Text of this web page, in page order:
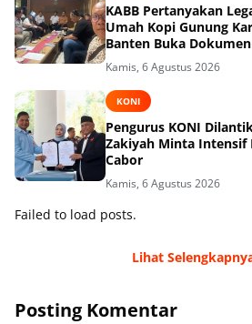
KABB Pertanyakan
Umah Kopi Gunung
Banten Buka
Kamis, 6 Agustus 2026
KONI
Pengurus KONI
Zakiyah Minta Intensif
Cabor
Kamis, 6 Agustus 2026
Failed to load posts.
Lihat
Posting Komentar